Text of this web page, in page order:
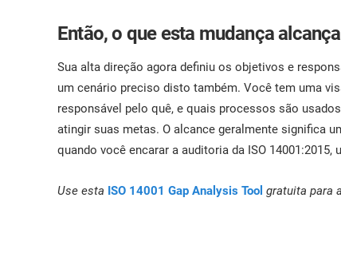
Então, o que esta mudança
Sua alta direção agora definiu os objetivos e
um cenário preciso disto também. Você tem uma
responsável pelo quê, e quais processos são
atingir suas metas. O alcance geralmente significa
quando você encarar a auditoria da ISO
Use esta ISO 14001 Gap Analysis Tool gratuita para